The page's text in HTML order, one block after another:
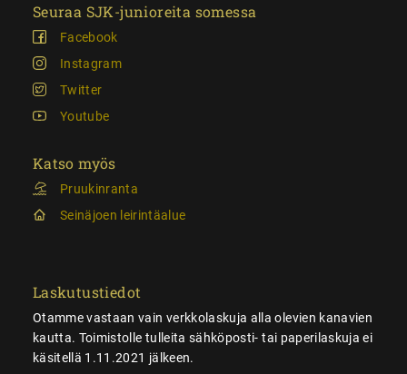
Seuraa SJK-junioreita somessa
Facebook
Instagram
Twitter
Youtube
Katso myös
Pruukinranta
Seinäjoen leirintäalue
Laskutustiedot
Otamme vastaan vain verkkolaskuja alla olevien kanavien
kautta. Toimistolle tulleita sähköposti- tai paperilaskuja ei
käsitellä 1.11.2021 jälkeen.